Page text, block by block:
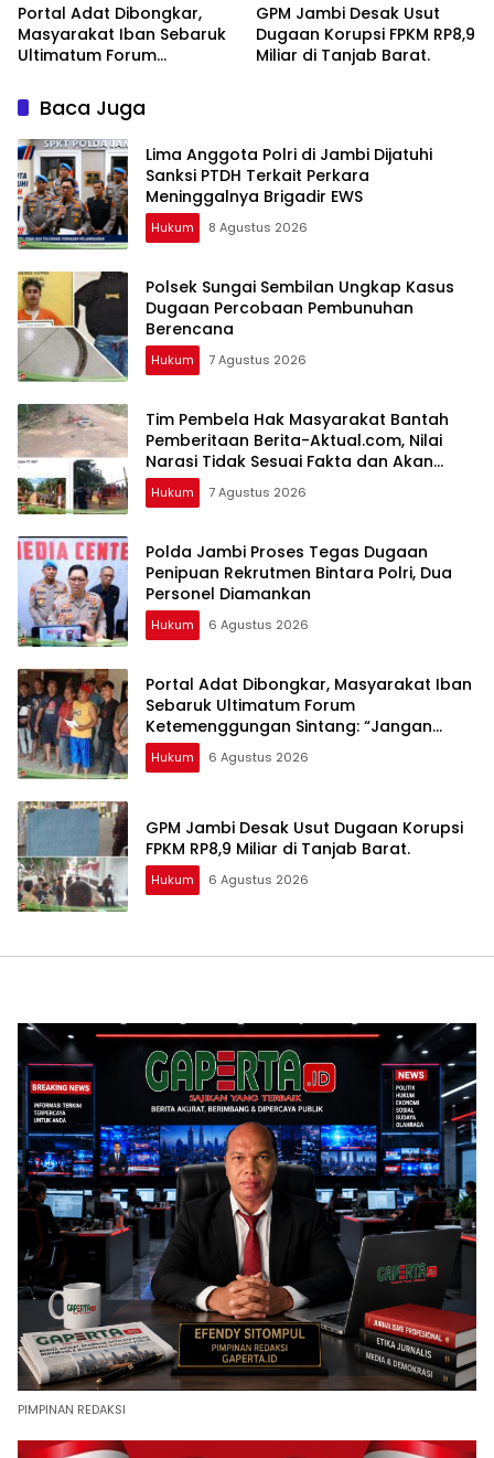
Portal Adat Dibongkar,
Masyarakat Iban Sebaruk
Ultimatum Forum
“Jangan Biarkan Hukum
Adat Dilecehkan”
GPM Jambi Desak Usut
Dugaan Korupsi FPKM RP8,9
Miliar di Tanjab Barat.
Baca Juga
Lima Anggota Polri di Jambi Dijatuhi
Sanksi PTDH Terkait Perkara
Meninggalnya Brigadir EWS
Hukum 8 Agustus 2026
Polsek Sungai Sembilan Ungkap Kasus
Dugaan Percobaan Pembunuhan
Berencana
Hukum 7 Agustus 2026
Tim Pembela Hak Masyarakat Bantah
Pemberitaan Berita-Aktual.com, Nilai
Narasi Tidak Sesuai Fakta dan Akan
Tempuh Jalur Dewan Pers
Hukum 7 Agustus 2026
Polda Jambi Proses Tegas Dugaan
Penipuan Rekrutmen Bintara Polri, Dua
Personel Diamankan
Hukum 6 Agustus 2026
Portal Adat Dibongkar, Masyarakat Iban
Sebaruk Ultimatum Forum
Ketemenggungan Sintang: “Jangan
Biarkan Hukum Adat Dilecehkan”
Hukum 6 Agustus 2026
GPM Jambi Desak Usut Dugaan Korupsi
FPKM RP8,9 Miliar di Tanjab Barat.
Hukum 6 Agustus 2026
PIMPINAN REDAKSI